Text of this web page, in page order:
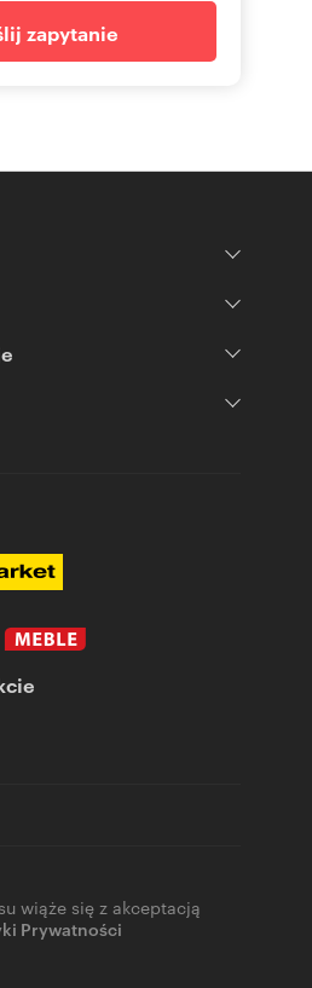
zapytanie
wiąże się z akceptacją
Prywatności